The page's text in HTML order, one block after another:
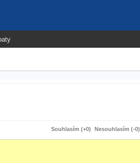
Souhlasím (+0) Nesouhlasím (-0)